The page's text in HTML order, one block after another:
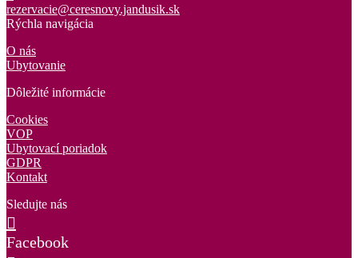
rezervacie@ceresnovy.jandusik.sk
Rýchla navigácia
O nás
Ubytovanie
Dôležité informácie
Cookies
VOP
Ubytovací poriadok
GDPR
Kontakt
Sledujte nás
Facebook